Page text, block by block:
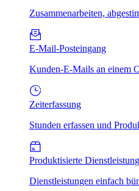
Zusammenarbeiten,
E-Mail-Posteingang
Kunden-E-Mails an einem
Zeiterfassung
Stunden erfassen und
Produktisierte Dienstleistung
Dienstleistungen einfach